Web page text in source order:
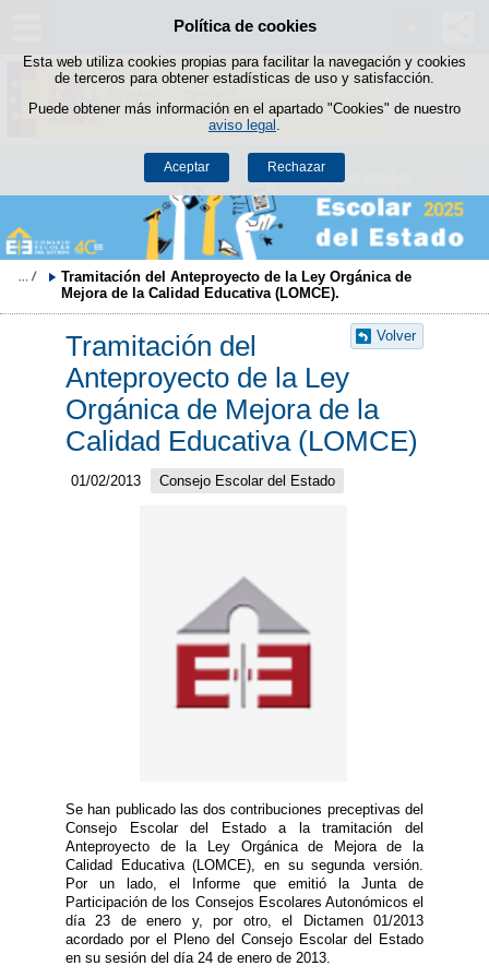
Política de cookies
Esta web utiliza cookies propias para facilitar la navegación y cookies
de terceros para obtener estadísticas de uso y satisfacción.
Puede obtener más información en el apartado "Cookies" de nuestro
aviso legal
Aceptar Rechazar
Saltar al contenido
Tramitación del Anteproyecto de la Ley Orgánica de
Mejora de la Calidad Educativa (LOMCE).
Volver
Tramitación del
Anteproyecto de la Ley
Orgánica de Mejora de la
Calidad Educativa (LOMCE)
01/02/2013 Consejo Escolar del Estado
Se han publicado las dos contribuciones preceptivas del
Consejo Escolar del Estado a la tramitación del
Anteproyecto de la Ley Orgánica de Mejora de la
Calidad Educativa (LOMCE), en su segunda versión.
Por un lado, el Informe que emitió la Junta de
Participación de los Consejos Escolares Autonómicos el
día 23 de enero y, por otro, el Dictamen 01/2013
acordado por el Pleno del Consejo Escolar del Estado
en su sesión del día 24 de enero de 2013.